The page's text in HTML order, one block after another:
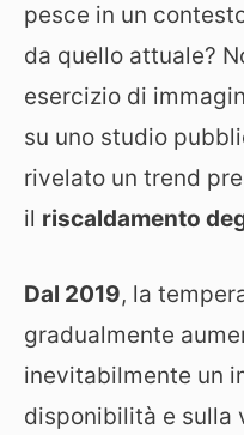
pesce in un
da quello attuale?
esercizio di
su uno studio
rivelato un trend
il riscaldamento
Dal 2019, la
gradualmente
inevitabilmente un
disponibilità e sulla